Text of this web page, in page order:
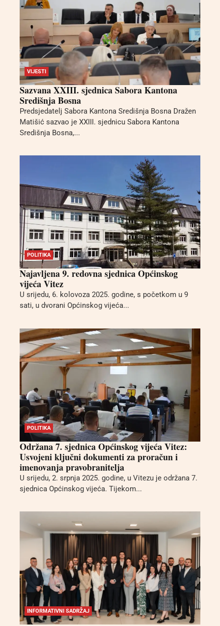
VIJESTI
Sazvana XXIII. sjednica Sabora Kantona
Središnja Bosna
Predsjedatelj Sabora Kantona Središnja Bosna Dražen
Matišić sazvao je XXIII. sjednicu Sabora Kantona
Središnja Bosna,...
POLITIKA
Najavljena 9. redovna sjednica Općinskog
vijeća Vitez
U srijedu, 6. kolovoza 2025. godine, s početkom u 9
sati, u dvorani Općinskog vijeća...
POLITIKA
Održana 7. sjednica Općinskog vijeća Vitez:
Usvojeni ključni dokumenti za proračun i
imenovanja pravobranitelja
U srijedu, 2. srpnja 2025. godine, u Vitezu je održana 7.
sjednica Općinskog vijeća. Tijekom...
INFORMATIVNI SADRŽAJ